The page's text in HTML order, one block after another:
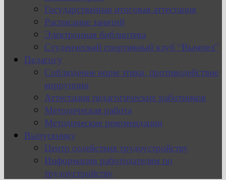
Государственная итоговая аттестация
Расписание занятий
Электронная библиотека
Студенческий спортивный клуб “Вымпел”
Педагогу
Соблюдение норм этики, противодействие
коррупции
Аттестация педагогических работников
Методическая работа
Методические рекомендации
Выпускнику
Центр содействия трудоустройству
Информация работодателям по
трудоустройству